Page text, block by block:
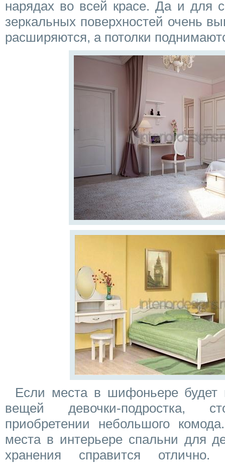
нарядах во всей красе. Да и для
зеркальных поверхностей очень
расширяются, а потолки
Если места в шифоньере будет
вещей девочки-подростка,
приобретении небольшого
места в интерьере спальни для
хранения справится